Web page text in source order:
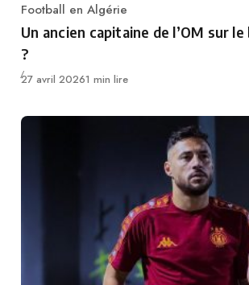
Category
Football en Algérie
Un ancien capitaine de l’OM sur le
?
Publié
27 avril 20261 min lire